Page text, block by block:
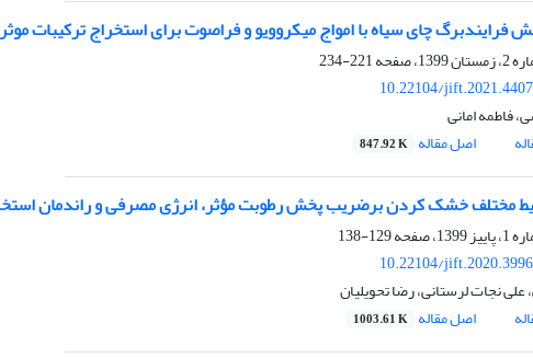
‌فرایندبرگ چای سیاه با امواج میکروویو و فراصوت برای استخراج ترکیبات
221-234
10.22104/
فاطمه امانی
اصل مقاله 847.92 K
مختلف خشک کردن برضریب پخش رطوبت مؤثر، انرژی مصرفی و راندمان
129-138
10.22104/
نجات لرستانی، رضا تحویلیان
اصل مقاله 1003.61 K